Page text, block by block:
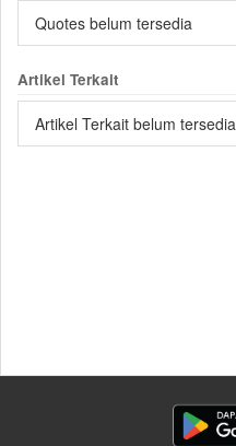
Quotes belum tersedia
Artikel Terkait
Artikel Terkait belum tersedia